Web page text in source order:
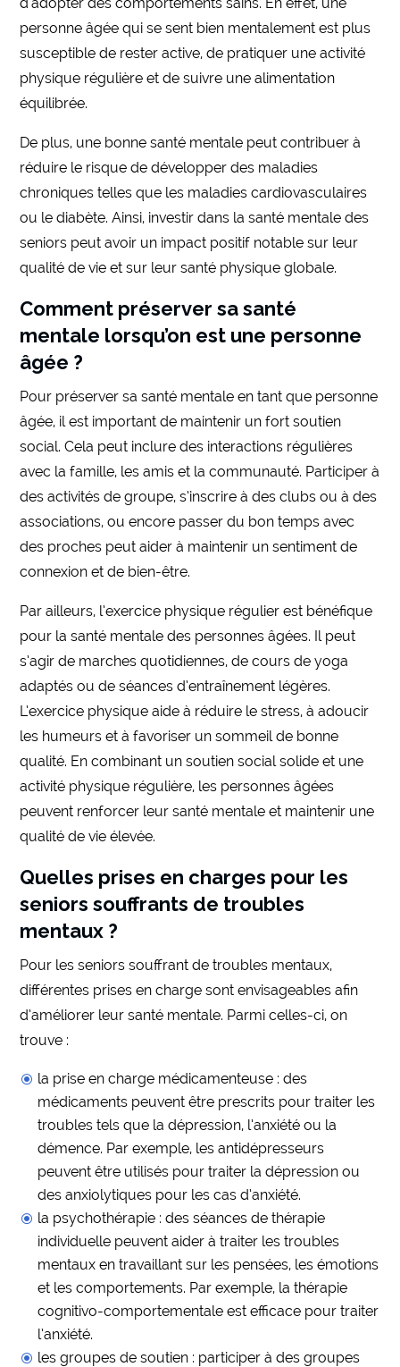
personne âgée qui se sent bien mentalement est plus
susceptible de rester active, de pratiquer une activité
physique régulière et de suivre une alimentation
équilibrée.
De plus, une bonne santé mentale peut contribuer à
réduire le risque de développer des maladies
chroniques telles que les maladies cardiovasculaires
ou le diabète. Ainsi, investir dans la santé mentale des
seniors peut avoir un impact positif notable sur leur
qualité de vie et sur leur santé physique globale.
Comment préserver sa santé
mentale lorsqu’on est une personne
âgée ?
Pour préserver sa santé mentale en tant que personne
âgée, il est important de maintenir un fort soutien
social. Cela peut inclure des interactions régulières
avec la famille, les amis et la communauté. Participer à
des activités de groupe, s’inscrire à des clubs ou à des
associations, ou encore passer du bon temps avec
des proches peut aider à maintenir un sentiment de
connexion et de bien-être.
Par ailleurs, l’exercice physique régulier est bénéfique
pour la santé mentale des personnes âgées. Il peut
s’agir de marches quotidiennes, de cours de yoga
adaptés ou de séances d’entraînement légères.
L’exercice physique aide à réduire le stress, à adoucir
les humeurs et à favoriser un sommeil de bonne
qualité. En combinant un soutien social solide et une
activité physique régulière, les personnes âgées
peuvent renforcer leur santé mentale et maintenir une
qualité de vie élevée.
Quelles prises en charges pour les
seniors souffrants de troubles
mentaux ?
Pour les seniors souffrant de troubles mentaux,
différentes prises en charge sont envisageables afin
d’améliorer leur santé mentale. Parmi celles-ci, on
trouve :
la prise en charge médicamenteuse : des
médicaments peuvent être prescrits pour traiter les
troubles tels que la dépression, l’anxiété ou la
démence. Par exemple, les antidépresseurs
peuvent être utilisés pour traiter la dépression ou
des anxiolytiques pour les cas d’anxiété.
la psychothérapie : des séances de thérapie
individuelle peuvent aider à traiter les troubles
mentaux en travaillant sur les pensées, les émotions
et les comportements. Par exemple, la thérapie
cognitivo-comportementale est efficace pour traiter
l’anxiété.
les groupes de soutien : participer à des groupes